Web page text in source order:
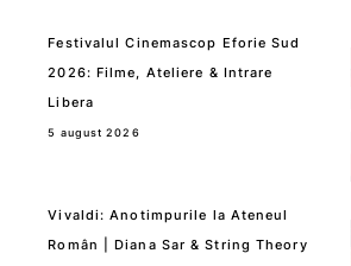
Festivalul Cinemascop Eforie Sud
2026: Filme, Ateliere & Intrare
Libera
5 august 2026
Vivaldi: Anotimpurile la Ateneul
Român | Diana Sar & String Theory